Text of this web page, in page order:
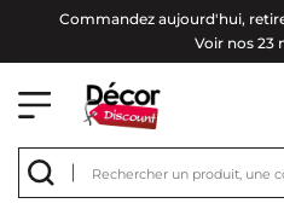
Commandez aujourd'hui,
Voir nos 23